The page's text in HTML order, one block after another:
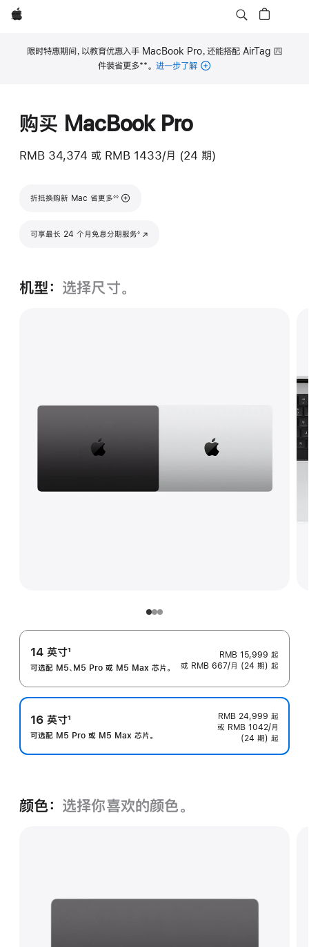
Apple
限时特惠期间，以教育优惠入手 MacBook Pro，还能搭配 AirTag 四
件装省更多**。进一步了解
购买 MacBook Pro
RMB 34,374 或 RMB 1433/月 (24 期)
折抵换购新 Mac 省更多
脚注
◊◊
可享最长 24 个月免息分期服务
(在新窗口中打开) ◊
机型： 选择尺寸。
14 英寸
脚
1
可选配 M5、M5 Pro 或 M5 Max 芯片。
RMB 15,999 起
或 RMB 667/月 (24 期) 起
16 英寸
脚
注
1
可选配 M5 Pro 或 M5 Max 芯片。
RMB 24,999 起
或 RMB 1042/月
(24 期) 起
颜色： 选择你喜欢的颜色。